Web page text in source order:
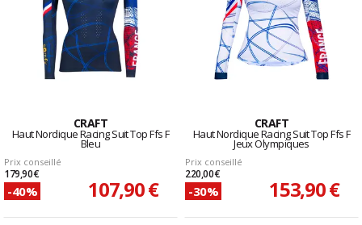
CRAFT
Haut Nordique Racing Suit Top Ffs F
Bleu
Prix conseillé
179,90 €
-40% 107,90 €
CRAFT
Haut Nordique Racing Suit Top Ffs F
Jeux Olympiques
Prix conseillé
220,00 €
-30% 153,90 €